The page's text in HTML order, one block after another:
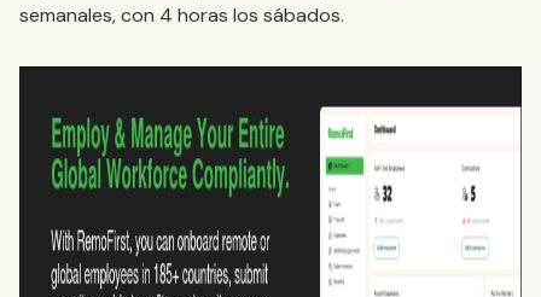
semanales, con 4 horas los sábados.